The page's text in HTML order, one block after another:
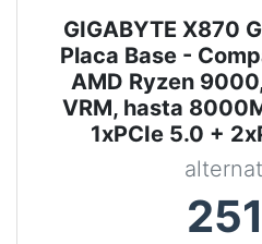
GIGABYTE X870
Placa Base -
AMD Ryzen
VRM, hasta
1xPCIe 5.0 +
251